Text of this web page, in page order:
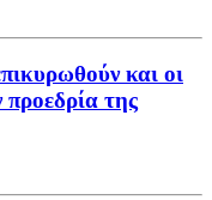
και οι
προεδρία της